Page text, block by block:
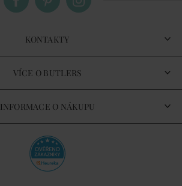
KONTAKTY
VÍCE O BUTLERS
INFORMACE O NÁKUPU